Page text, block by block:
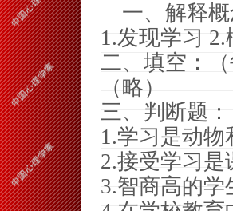
一、解释概
1.发现学习 2.
二、填空：
（略）
三、判断题
1.学习是动物
2.接受学习是
3.智商高的学